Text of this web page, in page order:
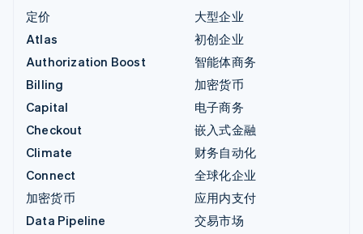
定价
Atlas
Authorization Boost
Billing
Capital
Checkout
Climate
Connect
加密货币
Data Pipeline
大型企业
初创企业
智能体商务
加密货币
电子商务
嵌入式金融
财务自动化
全球化企业
应用内支付
交易市场